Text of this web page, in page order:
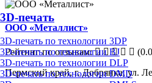
3D-печать
3D-печать по технологии 3DP
3D-печать по технологии BJ
3D-печать по технологии DLP
3D-печать по технологии DMD
ООО «Металлист»
Рейтинг по отзывам:
Пермский край, г. Добрянка, ул.